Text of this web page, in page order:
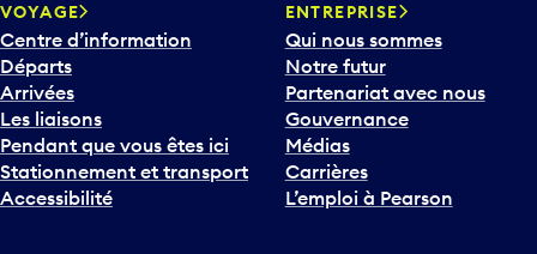
VOYAGE
Centre d’information
Départs
Arrivées
Les liaisons
Pendant que vous êtes ici
Stationnement et transport
Accessibilité
ENTREPRISE
Qui nous sommes
Notre futur
Partenariat avec nous
Gouvernance
Médias
Carrières
L’emploi à Pearson